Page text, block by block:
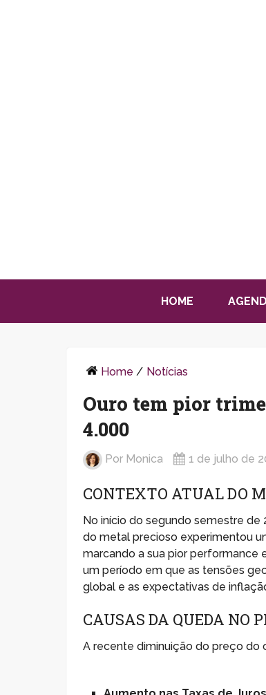
HOME
Home / Notícias
Ouro tem pior
4.000
Por Monica 1 de julho de
CONTEXTO ATUAL DO
No início do segundo semestre de
do metal precioso experimentou
marcando a sua pior performance
um período em que as tensões
global e as expectativas de
CAUSAS DA QUEDA NO
A recente diminuição do preço do